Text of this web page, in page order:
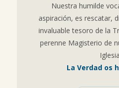
Nuestra humilde
aspiración, es rescatar,
invaluable tesoro de la
perenne Magisterio de
La Verdad os